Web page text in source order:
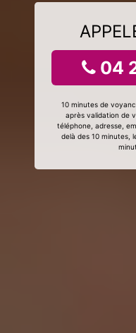
04
10 minutes de
après validation de
téléphone, adresse,
delà des 10 minutes,